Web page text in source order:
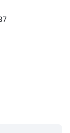
de couleurs